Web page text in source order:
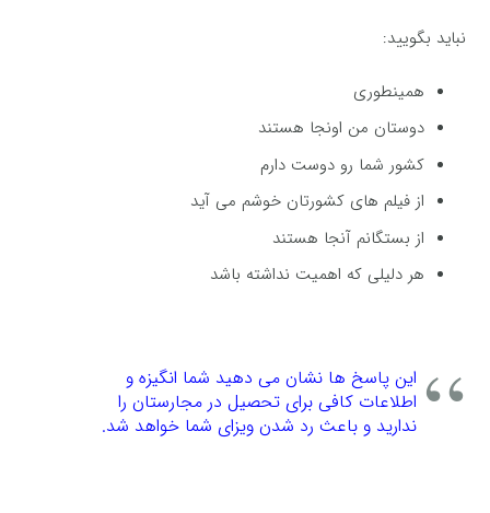
نباید بگویید:
همینطوری
دوستان من اونجا هستند
کشور شما رو دوست دارم
از فیلم های کشورتان خوشم می آید
از بستگانم آنجا هستند
هر دلیلی که اهمیت نداشته باشد
این پاسخ ها نشان می دهید شما انگیزه و
اطلاعات کافی برای تحصیل در مجارستان را
ندارید و باعث رد شدن ویزای شما خواهد شد.